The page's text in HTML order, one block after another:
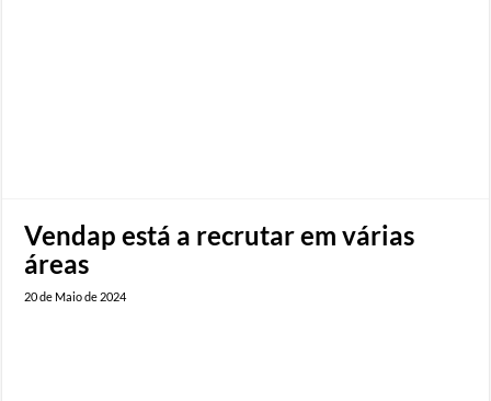
Vendap está a recrutar em várias
áreas
20 de Maio de 2024